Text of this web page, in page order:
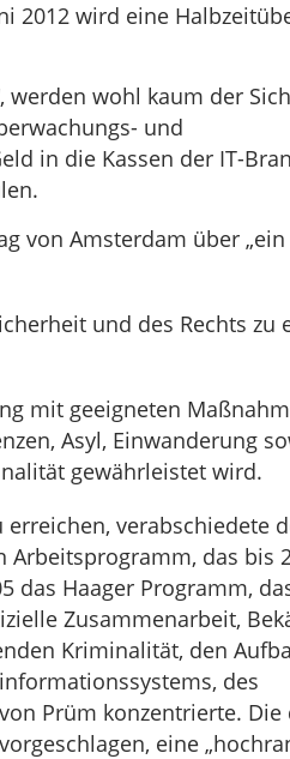
2012 wird eine
werden wohl kaum der
und
in die Kassen der IT-
von Amsterdam über
und des Rechts zu
mit geeigneten
Asyl, Einwanderung
gewährleistet wird.
verabschiedete
Arbeitsprogramm, das bis
das Haager Programm,
Zusammenarbeit,
Kriminalität, den
des
Prüm konzentrierte. Die
eine